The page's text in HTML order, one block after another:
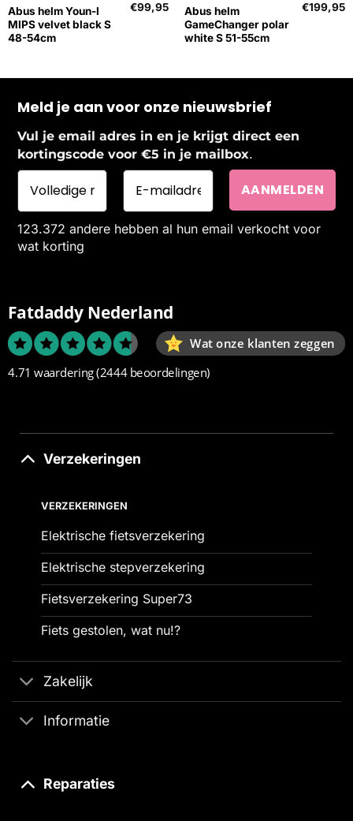
Abus helm Youn-I
MIPS velvet black S
48-54cm
€99,95
Abus helm
GameChanger polar
white S 51-55cm
€199,95
Meld je aan voor onze nieuwsbrief
Vul je email adres in en je krijgt direct een
kortingscode voor €5 in je mailbox.
123.372 andere hebben al hun email verkocht voor
wat korting
Fatdaddy Nederland
Wat onze klanten zeggen
4.71 waardering(2444 beoordelingen)
Verzekeringen
VERZEKERINGEN
Elektrische fietsverzekering
Elektrische stepverzekering
Fietsverzekering Super73
Fiets gestolen, wat nu!?
Zakelijk
Informatie
Reparaties